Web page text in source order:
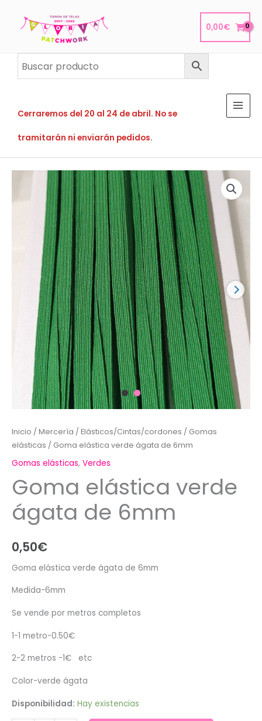
0,00€
Cerraremos del 20 al 24 de abril. No se
tramitarán ni enviarán pedidos.
Inicio / Mercería / Elásticos/Cintas/cordones / Gomas
elásticas / Goma elástica verde ágata de 6mm
Gomas elásticas, Verdes
Goma elástica verde
ágata de 6mm
0,50€
Goma elástica verde ágata de 6mm
Medida-6mm
Se vende por metros completos
1-1 metro-0.50€
2-2 metros -1€ etc
Color-verde ágata
Disponibilidad: Hay existencias